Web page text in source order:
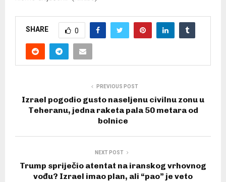
SHARE 0
PREVIOUS POST
Izrael pogodio gusto naseljenu civilnu zonu u
Teheranu, jedna raketa pala 50 metara od
bolnice
NEXT POST
Trump spriječio atentat na iranskog vrhovnog
vođu? Izrael imao plan, ali “pao” je veto